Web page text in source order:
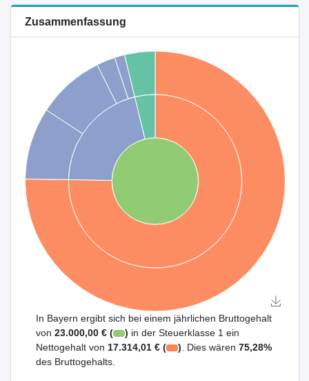
Zusammenfassung
In Bayern ergibt sich bei einem jährlichen Bruttogehalt
von 23.000,00 € ( ) in der Steuerklasse 1 ein
Nettogehalt von 17.314,01 € ( ) . Dies wären75,28%
des Bruttogehalts.